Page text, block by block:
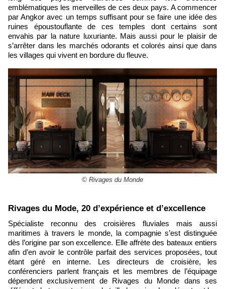
emblématiques les merveilles de ces deux pays. A commencer
par Angkor avec un temps suffisant pour se faire une idée des
ruines époustouflante de ces temples dont certains sont
envahis par la nature luxuriante. Mais aussi pour le plaisir de
s’arrêter dans les marchés odorants et colorés ainsi que dans
les villages qui vivent en bordure du fleuve.
© Rivages du Monde
​Rivages du Mode, 20 d’expérience et d’excellence
Spécialiste reconnu des croisières fluviales mais aussi
maritimes à travers le monde, la compagnie s’est distinguée
dès l’origine par son excellence. Elle affrète des bateaux entiers
afin d’en avoir le contrôle parfait des services proposées, tout
étant géré en interne. Les directeurs de croisière, les
conférenciers parlent français et les membres de l’équipage
dépendent exclusivement de Rivages du Monde dans ses